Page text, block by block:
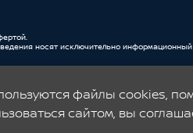
носят исключительно
файлы cookies,
сайтом, вы